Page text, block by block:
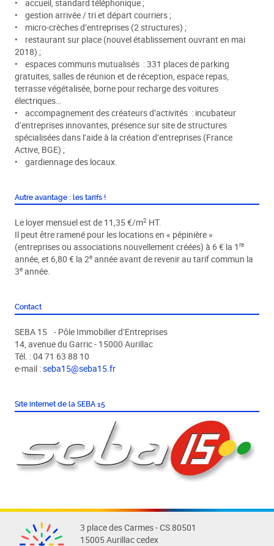
• accueil, standard téléphonique ;
• gestion arrivée / tri et départ courriers ;
• micro-crèches d’entreprises (2 structures) ;
• restaurant sur place (nouvel établissement ouvrant en mai
2018) ;
• espaces communs mutualisés : 331 places de parking
gratuites, salles de réunion et de réception, espace repas,
terrasse végétalisée, borne pour recharge des voitures
électriques…
• accompagnement des créateurs d’activités : incubateur
d’entreprises innovantes, présence sur site de structures
spécialisées dans l’aide à la création d’entreprises (France
Active, BGE) ;
• gardiennage des locaux.
Autre avantage : les tarifs !
Le loyer mensuel est de 11,35 €/m2 HT.
Il peut être ramené pour les locations en « pépinière »
(entreprises ou associations nouvellement créées) à 6 € la 1re
année, et 6,80 € la 2e année avant de revenir au tarif commun la
3e année.
Contact
SEBA 15 - Pôle Immobilier d’Entreprises
14, avenue du Garric - 15000 Aurillac
Tél. : 04 71 63 88 10
e-mail :seba15@seba15.fr
Site internet de la SEBA 15
3 place des Carmes - CS 80501
15005 Aurillac cedex